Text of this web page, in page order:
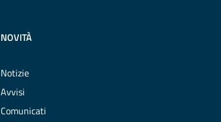
NOVITÀ
Notizie
Avvisi
Comunicati